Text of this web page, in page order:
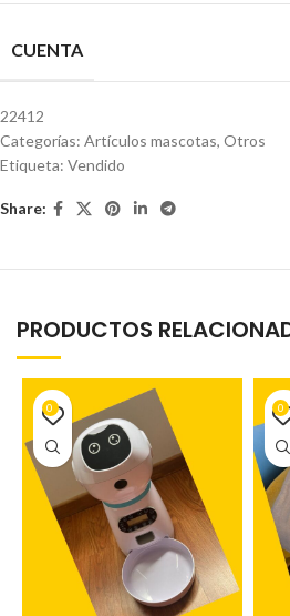
CUENTA
22412
Categorías: Artículos mascotas, Otros
Etiqueta: Vendido
Share:
PRODUCTOS
0 0